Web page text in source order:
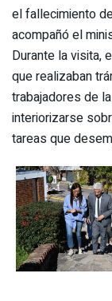
el fallecimiento
acompañó el
Durante la visita,
que realizaban
trabajadores de
interiorizarse
tareas que